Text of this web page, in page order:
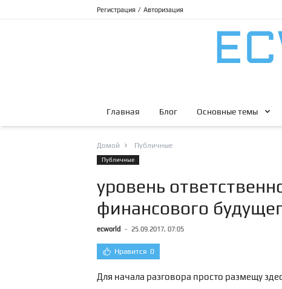
Регистрация / Авторизация
Главная Блог Основные темы
Домой Публичные
Публичные
уровень
финансового
ecworld - 25.09.2017, 07:05
Нравится 0
Для начала разговора просто размещу